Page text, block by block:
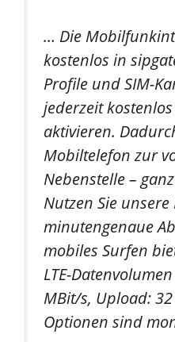
… Die
kostenlos in
Profile und SIM-
jederzeit
aktivieren.
Mobiltelefon zur
Nebenstelle –
Nutzen Sie
minutengenaue
mobiles Surfen
LTE-
MBit/s, Upload:
Optionen sind